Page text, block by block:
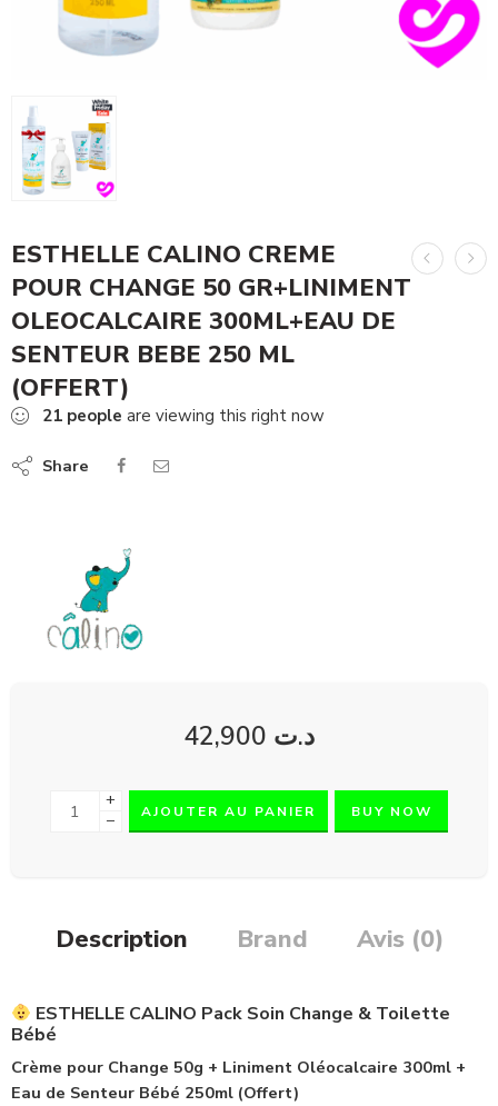
ESTHELLE CALINO CREME
POUR CHANGE 50 GR+LINIMENT
OLEOCALCAIRE 300ML+EAU DE
SENTEUR BEBE 250 ML
(OFFERT)
21 people are viewing this right now
Share
د.ت
+
−
AJOUTER AU PANIER BUY NOW
Description Brand Avis (0)
ESTHELLE CALINO Pack Soin Change & Toilette
Bébé
Crème pour Change 50g + Liniment Oléocalcaire 300ml +
Eau de Senteur Bébé 250ml (Offert)